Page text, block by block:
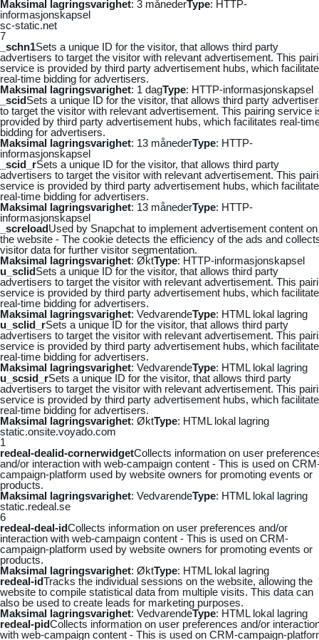
Maksimal lagringsvarighet: 3 månederType: HTTP-
informasjonskapsel
sc-static.net
7
_schn1Sets a unique ID for the visitor, that allows third party
advertisers to target the visitor with relevant advertisement. This
service is provided by third party advertisement hubs, which
real-time bidding for advertisers.
Maksimal lagringsvarighet: 1 dagType: HTTP-informasjonskapsel
_scidSets a unique ID for the visitor, that allows third party
to target the visitor with relevant advertisement. This pairing service
provided by third party advertisement hubs, which facilitates real-
bidding for advertisers.
Maksimal lagringsvarighet: 13 månederType: HTTP-
informasjonskapsel
_scid_rSets a unique ID for the visitor, that allows third party
advertisers to target the visitor with relevant advertisement. This
service is provided by third party advertisement hubs, which
real-time bidding for advertisers.
Maksimal lagringsvarighet: 13 månederType: HTTP-
informasjonskapsel
_screloadUsed by Snapchat to implement advertisement content on
the website - The cookie detects the efficiency of the ads and
visitor data for further visitor segmentation.
Maksimal lagringsvarighet: ØktType: HTTP-informasjonskapsel
u_sclidSets a unique ID for the visitor, that allows third party
advertisers to target the visitor with relevant advertisement. This
service is provided by third party advertisement hubs, which
real-time bidding for advertisers.
Maksimal lagringsvarighet: VedvarendeType: HTML lokal lagring
u_sclid_rSets a unique ID for the visitor, that allows third party
advertisers to target the visitor with relevant advertisement. This
service is provided by third party advertisement hubs, which
real-time bidding for advertisers.
Maksimal lagringsvarighet: VedvarendeType: HTML lokal lagring
u_scsid_rSets a unique ID for the visitor, that allows third party
advertisers to target the visitor with relevant advertisement. This
service is provided by third party advertisement hubs, which
real-time bidding for advertisers.
Maksimal lagringsvarighet: ØktType: HTML lokal lagring
static.onsite.voyado.com
1
redeal-dealid-cornerwidgetCollects information on user
and/or interaction with web-campaign content - This is used on
campaign-platform used by website owners for promoting events or
products.
Maksimal lagringsvarighet: VedvarendeType: HTML lokal lagring
static.redeal.se
6
redeal-deal-idCollects information on user preferences and/or
interaction with web-campaign content - This is used on CRM-
campaign-platform used by website owners for promoting events or
products.
Maksimal lagringsvarighet: ØktType: HTML lokal lagring
redeal-idTracks the individual sessions on the website, allowing the
website to compile statistical data from multiple visits. This data can
also be used to create leads for marketing purposes.
Maksimal lagringsvarighet: VedvarendeType: HTML lokal lagring
redeal-pidCollects information on user preferences and/or
with web-campaign content - This is used on CRM-campaign-